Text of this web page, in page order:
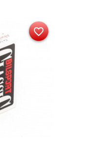
favorite_border